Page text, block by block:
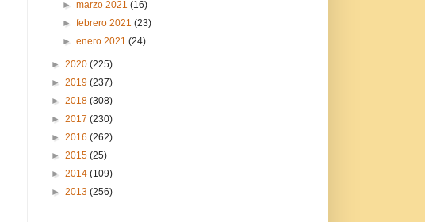
►marzo 2021(16)
►febrero 2021(23)
►enero 2021(24)
► 2020 (225)
► 2019 (237)
► 2018 (308)
► 2017 (230)
► 2016 (262)
► 2015 (25)
► 2014 (109)
► 2013 (256)